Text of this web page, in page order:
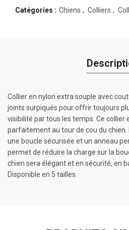
Catégories : Chiens , Colliers ,
Collier en nylon extra souple avec
joints surpiqués pour offrir toujours
visibilité par tous les temps. Ce collier
parfaitement au tour de cou du chien.
une boucle sécurisée et un anneau
permet de réduire la charge sur la
chien sera élégant et en sécurité, en
Disponible en 5 tailles.